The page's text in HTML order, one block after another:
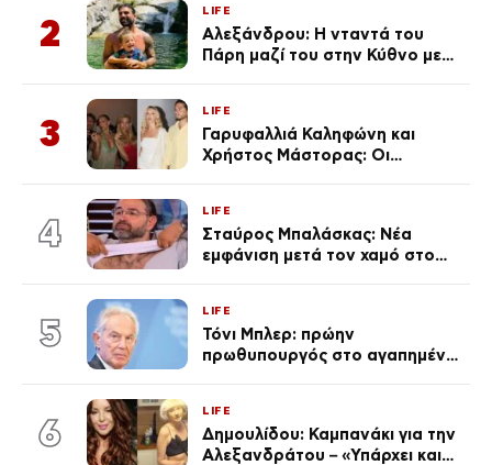
Λένας
2
LIFE
Αλεξάνδρου: Η νταντά του
Πάρη μαζί του στην Κύθνο με
3
LIFE
Γαρυφαλλιά Καληφώνη και
Χρήστος Μάστορας: Οι
απαρατήρητη
4
LIFE
Σταύρος Μπαλάσκας: Νέα
εμφάνιση μετά τον χαμό στο
5
LIFE
Τόνι Μπλερ: πρώην
πρωθυπουργός στο αγαπημένο
6
LIFE
Δημουλίδου: Καμπανάκι για την
Αλεξανδράτου – «Υπάρχει και